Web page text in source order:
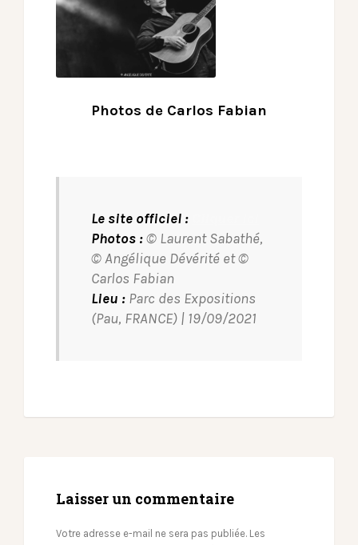
Photos de Carlos Fabian
Le site officiel :
Photos :© Laurent Sabathé,
© Angélique Dévérité et ©
Carlos Fabian
Lieu : Parc des Expositions
(Pau, FRANCE) | 19/09/2021
Laisser un commentaire
Votre adresse e-mail ne sera pas publiée. Les